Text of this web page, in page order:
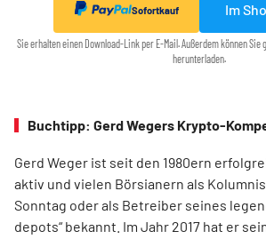
Sofortkauf Im
Sie erhalten einen Download-Link per E-Mail. Außerdem können
herunterladen.
Buchtipp: Gerd Wegers Krypto-
Gerd Weger ist seit den 1980ern
aktiv und vielen Börsianern als
Sonntag oder als Betreiber seines
depots“ bekannt. Im Jahr 2017 hat er